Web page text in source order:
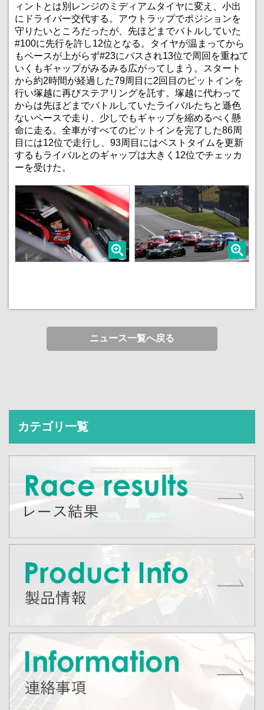
ィントとは別レンジのミディアムタイヤに変え、小出
にドライバー交代する。アウトラップでポジションを
守りたいところだったが、先ほどまでバトルしていた
#100に先行を許し12位となる。タイヤが温まってから
もペースが上がらず#23にパスされ13位で周回を重ねて
いくもギャップがみるみる広がってしまう。スタート
から約2時間が経過した79周目に2回目のピットインを
行い塚越に再びステアリングを託す。塚越に代わって
からは先ほどまでバトルしていたライバルたちと遜色
ないペースで走り、少しでもギャップを縮めるべく懸
命に走る。全車がすべてのピットインを完了した86周
目には12位で走行し、93周目にはベストタイムを更新
するもライバルとのギャップは大きく12位でチェッカ
ーを受けた。
ニュース一覧へ戻る
カテゴリ一覧